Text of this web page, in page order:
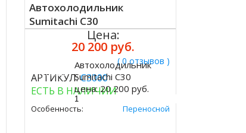
Автохолодильник
Sumitachi C30
( 0 отзывов )
АРТИКУЛ:C3000
ЕСТЬ В НАЛИЧИИ
Особенность: Переносной
Цена:
20 200 руб.
Купить
Автохолодильник
Sumitachi C30
цена:20 200 руб.